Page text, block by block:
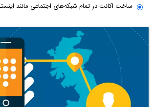
ساخت اکانت در تمام شبکه‌های اجتماعی مانند